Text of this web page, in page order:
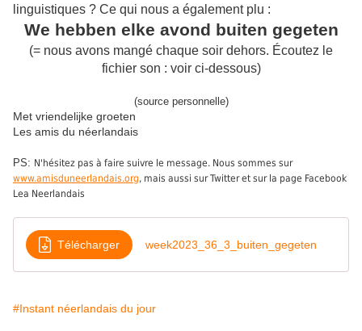
linguistiques ? Ce qui nous a également plu :
We hebben elke avond buiten gegeten
(= nous avons mangé chaque soir dehors. Écoutez le
fichier son : voir ci-dessous)
(source personnelle)
Met vriendelijke groeten
Les amis du néerlandais
PS: N'hésitez pas à faire suivre le message. Nous sommes sur
www.amisduneerlandais.org, mais aussi sur Twitter et sur la page Facebook
Lea Neerlandais
Télécharger week2023_36_3_buiten_gegeten
#Instant néerlandais du jour